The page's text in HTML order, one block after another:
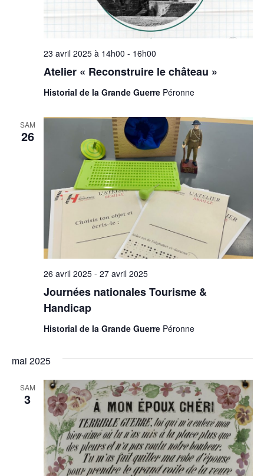
Atelier « Reconstruire le château »
23 avril 2025 à 14h00 - 16h00
Historial de la Grande Guerre Péronne
SAM
26
Journées nationales Tourisme &
Handicap
26 avril 2025- 27 avril 2025
Historial de la Grande Guerre Péronne
mai 2025
SAM
3